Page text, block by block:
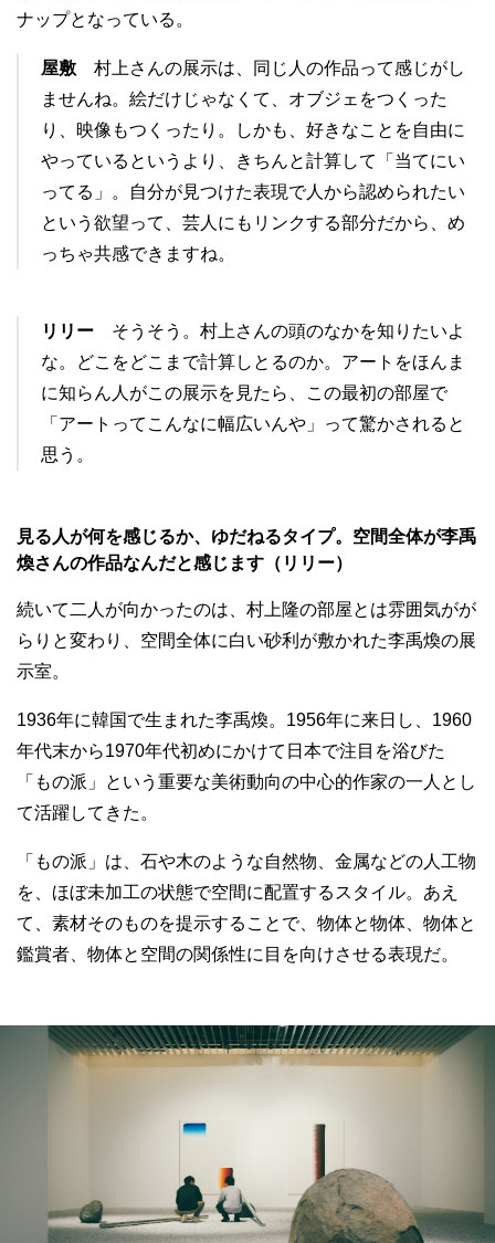
ナップとなっている。
屋敷 村上さんの展示は、同じ人の作品って感じがし
ませんね。絵だけじゃなくて、オブジェをつくった
り、映像もつくったり。しかも、好きなことを自由に
やっているというより、きちんと計算して「当てにい
ってる」。自分が見つけた表現で人から認められたい
という欲望って、芸人にもリンクする部分だから、め
っちゃ共感できますね。
リリー そうそう。村上さんの頭のなかを知りたいよ
な。どこをどこまで計算しとるのか。アートをほんま
に知らん人がこの展示を見たら、この最初の部屋で
「アートってこんなに幅広いんや」って驚かされると
思う。
見る人が何を感じるか、ゆだねるタイプ。空間全体が李禹
煥さんの作品なんだと感じます（リリー）
続いて二人が向かったのは、村上隆の部屋とは雰囲気がが
らりと変わり、空間全体に白い砂利が敷かれた李禹煥の展
示室。
1936年に韓国で生まれた李禹煥。1956年に来日し、1960
年代末から1970年代初めにかけて日本で注目を浴びた
「もの派」という重要な美術動向の中心的作家の一人とし
て活躍してきた。
「もの派」は、石や木のような自然物、金属などの人工物
を、ほぼ未加工の状態で空間に配置するスタイル。あえ
て、素材そのものを提示することで、物体と物体、物体と
鑑賞者、物体と空間の関係性に目を向けさせる表現だ。